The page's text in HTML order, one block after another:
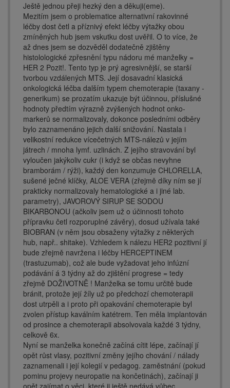
Ještě jednou přeji hezký den a děkuji(eme).
Mezitím jsem o problematice alternativní rakovinné
léčby dost četl a příznivý efekt léčby výtažky obou
zmíněných hub jsem vskutku dost uvěřil. O to více, že
až dnes jsem se dozvěděl dodatečně zjištěny
histolologické zpřesnění typu nádoru mé manželky =
HER 2 Pozit!. Tento typ je prý agresivnější, se starší
tvorbou vzdálených MTS. Její dosavadní klasická
onkologická léčba dalším typem chemoterapie (taxany -
generikum) se prozatím ukazuje být účinnou, příslušné
hodnoty předtím výrazně zvýšených hodnot onko-
markerů se normalizovaly, dokonce posledními odběry
bylo zaznamenáno jejich další snižování. Nastala i
velikostní redukce vícečetných MTS-nálezů v jejím
játrech / mnoha lymf. uzlinách. Z jejího stravování byl
vyloučen jakýkoliv cukr (i když se občas nevyhne
bramborám / rýži), každý den konzumuje CHLORELLA,
sušené ječné klíčky, ALOE VERA (zřejmě díky ním se jí
prakticky normalizovaly hematologické a i jiné lab.
parametry), JAVOROVÝ SIRUP SE SODOU
BIKARBONOU (ačkoliv jsem už o účinnosti tohoto
přípravku četl rozporuplné závěry), dosud užívala také
BIOBRAN (v něm jsou obsaženy výtažky z některých
hub, např.. shitake). Vzhledem k nálezu HER2 pozitivní jí
bude zřejmě navržena i léčby HERCEPTINEM
(trastuzumab), což ale bude vyžadovat jeho infúzní
podávání á 3 týdny až do zjištění progrese = tedy
zřejmě DOŽIVOTNĚ ! Manželka se tomu určitě bude
bránit, protože její žíly už po předchozí chemoterapii
dost utrpěli a i proto při opakování chemoterapie byl
zvolen přístup kaválním katétrem. Ten měla implantován
od prosince a chemoterapii absolvovala každé 3 týdny,
celkově 6x.
Nyní se manželka konečně začíná cítit lépe, začínají jí
opět růst vlasy, pozitivní změny jejího chování / nálady
zaznamenali i její kolegií v pedagog. zaměstnání (pokud
pominu projevy neuropatie na končetinách), začínají ji
opět zajímat o věci, které ji ještě nedává vůbec